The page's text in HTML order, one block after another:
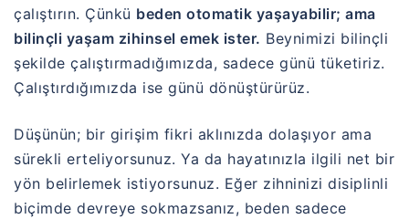
çalıştırın. Çünkü beden otomatik yaşayabilir; ama
bilinçli yaşam zihinsel emek ister. Beynimizi bilinçli
şekilde çalıştırmadığımızda, sadece günü tüketiriz.
Çalıştırdığımızda ise günü dönüştürürüz.
Düşünün; bir girişim fikri aklınızda dolaşıyor ama
sürekli erteliyorsunuz. Ya da hayatınızla ilgili net bir
yön belirlemek istiyorsunuz. Eğer zihninizi disiplinli
biçimde devreye sokmazsanız, beden sadece